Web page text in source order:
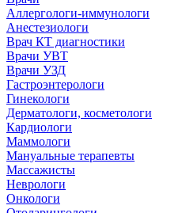
Аллергологи-иммунологи
Анестезиологи
Врач КТ диагностики
Врачи УВТ
Врачи УЗД
Гастроэнтерологи
Гинекологи
Дерматологи, косметологи
Кардиологи
Маммологи
Мануальные терапевты
Массажисты
Неврологи
Онкологи